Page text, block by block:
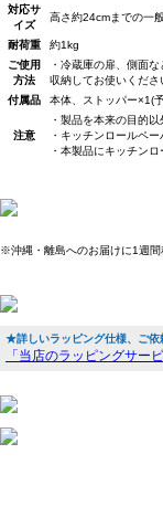
対応サ
イズ
高さ約24cmまでの一
耐荷重
約1kg
ご使用
方法
・冷蔵庫の扉、側面
収納してお使いくださ
付属品
本体、ストッパー×1(
注意
・製品を本来の目的
・キッチンロールペ
・本製品にキッチン
※沖縄・離島へのお届けに1週間
★詳しいラッピング仕様、ご
「当店のラッピングサー